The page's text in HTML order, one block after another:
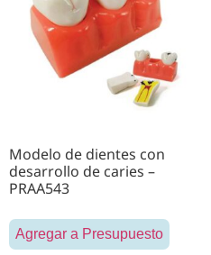
Modelo de dientes con
desarrollo de caries –
PRAA543
Agregar a Presupuesto